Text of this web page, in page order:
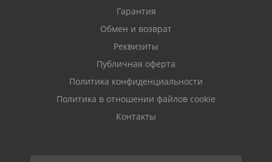
Гарантия
Обмен и возврат
Реквизиты
Публичная оферта
Политика конфиденциальности
Политика в отношении файлов cookie
Контакты